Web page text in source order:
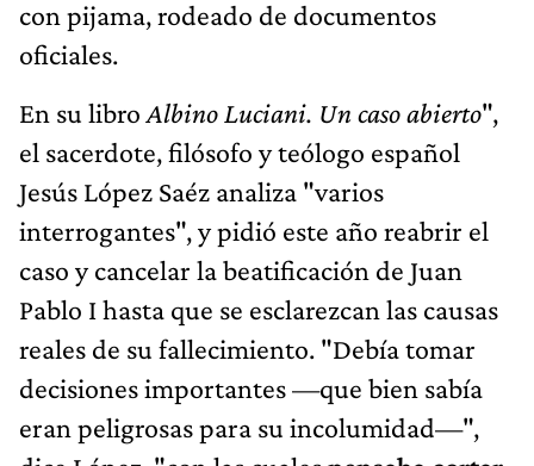
con pijama, rodeado de documentos
oficiales.
En su libro Albino Luciani. Un caso abierto",
el sacerdote, filósofo y teólogo español
Jesús López Saéz analiza "varios
interrogantes", y pidió este año reabrir el
caso y cancelar la beatificación de Juan
Pablo I hasta que se esclarezcan las causas
reales de su fallecimiento. "Debía tomar
decisiones importantes —que bien sabía
eran peligrosas para su incolumidad—",